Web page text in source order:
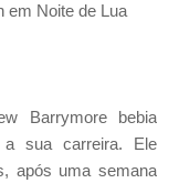
em Noite de Lua
Barrymore bebia
sua carreira. Ele
após uma semana